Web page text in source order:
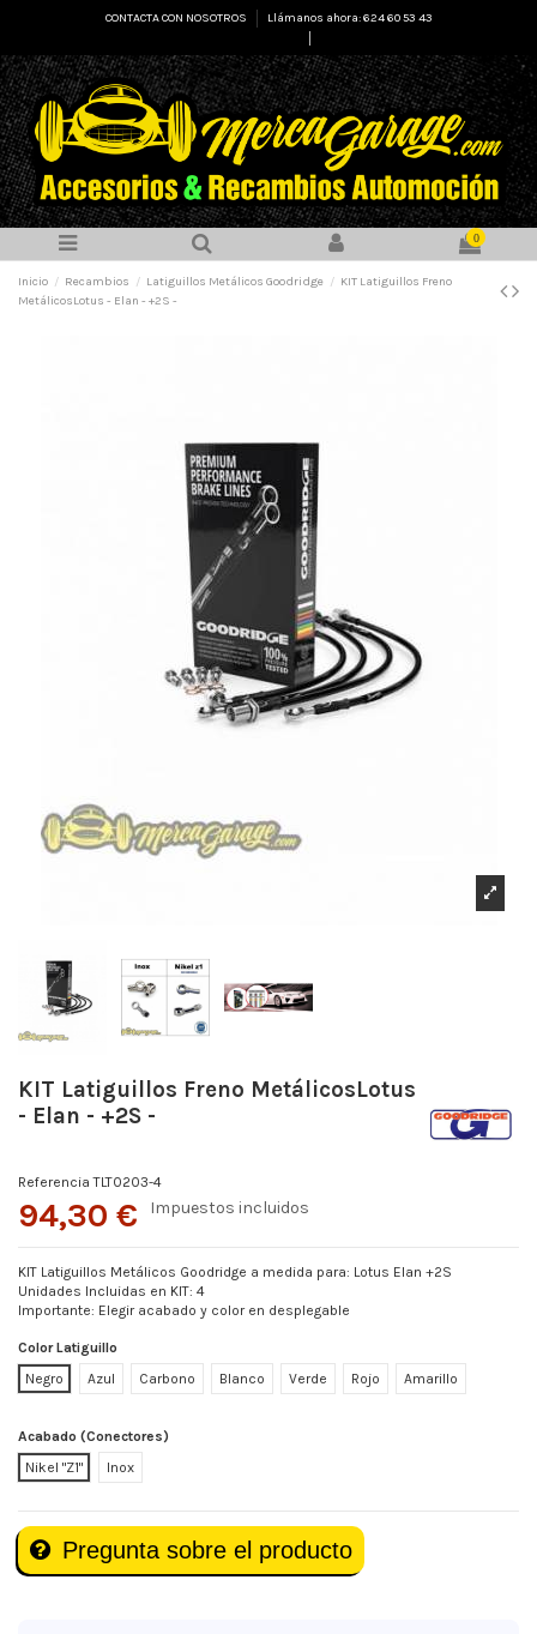
CONTACTA CON NOSOTROS
Llámanos ahora: 624 60 53 43
0
Inicio Recambios Latiguillos Metálicos Goodridge
KIT Latiguillos Freno
MetálicosLotus - Elan - +2S -
KIT Latiguillos Freno MetálicosLotus
- Elan - +2S -
Referencia TLT0203-4
94,30 € Impuestos incluidos
KIT Latiguillos Metálicos Goodridge a medida para: Lotus Elan +2S
Unidades Incluidas en KIT: 4
Importante: Elegir acabado y color en desplegable
Color Latiguillo
Negro
Azul Carbono Blanco Verde Rojo Amarillo
Acabado (Conectores)
Nikel "Z1"
Inox
Pregunta sobre el producto